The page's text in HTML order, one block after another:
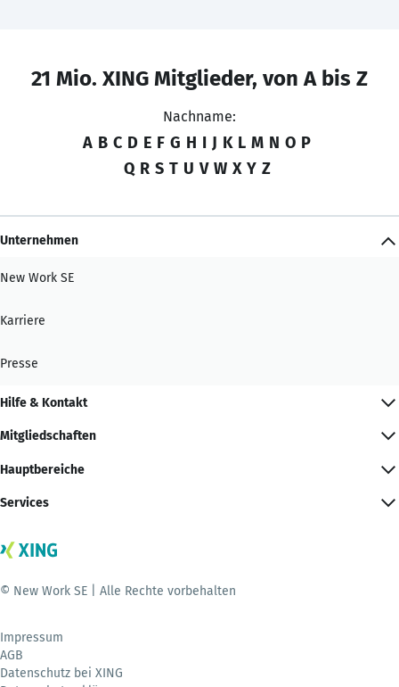
21 Mio. XING Mitglieder, von A bis Z
Nachname:
A B C D E F G H I J K L M N O P
Q R S T U V W X Y Z
Unternehmen
New Work SE
Karriere
Presse
Hilfe & Kontakt
Mitgliedschaften
Hauptbereiche
Services
© New Work SE | Alle Rechte vorbehalten
Impressum
AGB
Datenschutz bei XING